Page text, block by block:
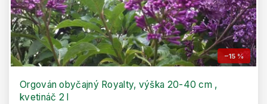
–15 %
Orgován obyčajný Royalty, výška 20-40 cm ,
kvetináč 2 l